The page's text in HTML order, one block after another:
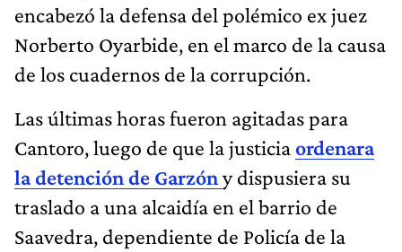
encabezó la defensa del polémico ex juez
Norberto Oyarbide, en el marco de la causa
de los cuadernos de la corrupción.
Las últimas horas fueron agitadas para
Cantoro, luego de que la justiciaordenara
la detención de Garzóny dispusiera su
traslado a una alcaidía en el barrio de
Saavedra, dependiente de Policía de la